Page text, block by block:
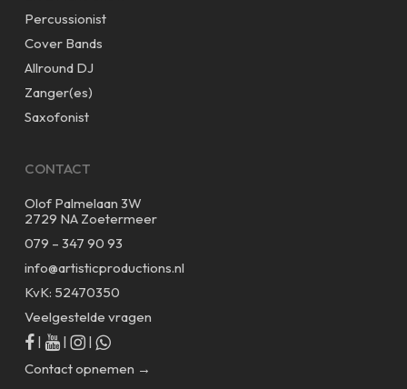
Percussionist
Cover Bands
Allround DJ
Zanger(es)
Saxofonist
CONTACT
Olof Palmelaan 3W
2729 NA Zoetermeer
079 – 347 90 93
info@artisticproductions.nl
KvK: 52470350
Veelgestelde vragen
|
|
|
Contact opnemen →